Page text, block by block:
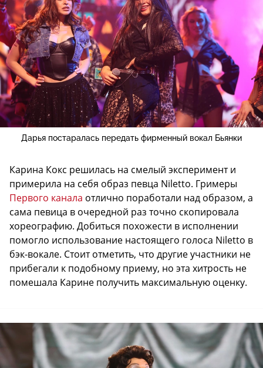
Дарья постаралась передать фирменный вокал Бьянки
Карина Кокс решилась на смелый эксперимент и
примерила на себя образ певца Niletto. Гримеры
Первого канала отлично поработали над образом, а
сама певица в очередной раз точно скопировала
хореографию. Добиться похожести в исполнении
помогло использование настоящего голоса Niletto в
бэк-вокале. Стоит отметить, что другие участники не
прибегали к подобному приему, но эта хитрость не
помешала Карине получить максимальную оценку.